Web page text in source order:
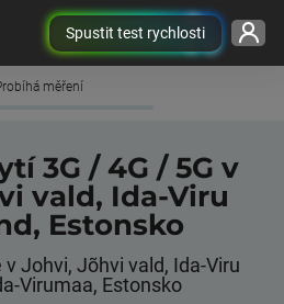
Spustit test rychlosti
měření
3G / 4G / 5G v
vald, Ida-Viru
Estonsko
Johvi, Jõhvi vald, Ida-Viru
Virumaa, Estonsko